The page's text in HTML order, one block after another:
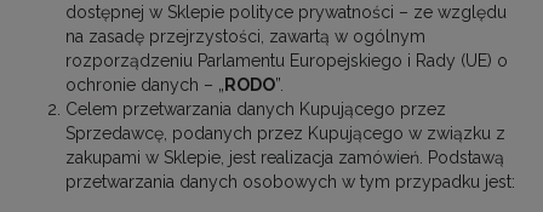
dostępnej w Sklepie polityce prywatności – ze względu
na zasadę przejrzystości, zawartą w ogólnym
rozporządzeniu Parlamentu Europejskiego i Rady (UE) o
ochronie danych – „ RODO”.
Celem przetwarzania danych Kupującego przez
Sprzedawcę, podanych przez Kupującego w związku z
zakupami w Sklepie, jest realizacja zamówień. Podstawą
przetwarzania danych osobowych w tym przypadku jest: